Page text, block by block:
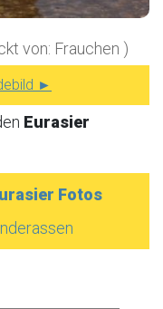
von: Frauchen )
►
Eurasier
Fotos